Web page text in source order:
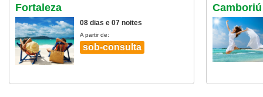
Fortaleza
08 dias e 07 noites
A partir de:
sob-consulta